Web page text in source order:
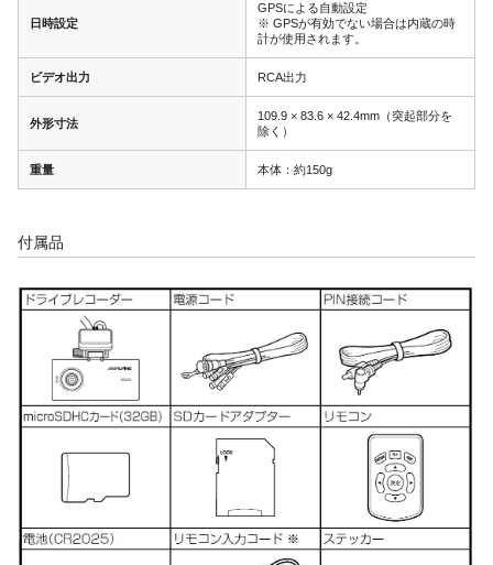
日時設定
GPSによる自動設定
※ GPSが有効でない場合は内蔵の時
計が使用されます。
ビデオ出力 RCA出力
外形寸法
109.9 × 83.6 × 42.4mm（突起部分を
除く）
重量 本体：約150g
付属品